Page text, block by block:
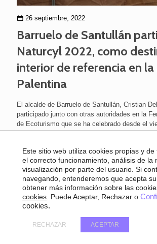
26 septiembre, 2022
Barruelo de Santullán
Naturcyl 2022, como
interior de referencia en
Palentina
El alcalde de Barruelo de Santullán, Cristian
participado junto con otras autoridades en la
de Ecoturismo que se ha celebrado desde el
domingo en Ruesga. En concreto,[…]
Este sitio web utiliza cookies propias y de
el correcto funcionamiento, análisis de la
visualización por parte del usuario. Si
navegando, entenderemos que acepta
obtener más información sobre las
cookies . Puede Aceptar, Rechazar o
cookies.
ACEPTAR
RECHAZAR